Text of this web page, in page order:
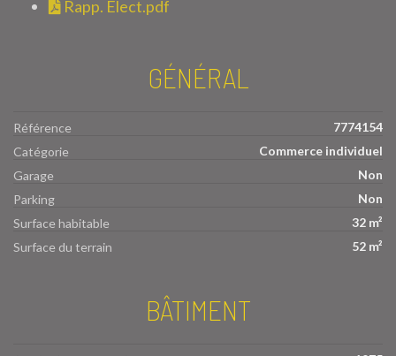
Rapp. Elect.pdf
GÉNÉRAL
Référence
7774154
Catégorie
Commerce individuel
Garage
Non
Parking
Non
Surface habitable
32 m²
Surface du terrain
52 m²
BÂTIMENT